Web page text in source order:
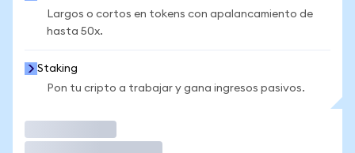
Largos o cortos en tokens con apalancamiento de
hasta 50x.
Staking
Pon tu cripto a trabajar y gana ingresos pasivos.